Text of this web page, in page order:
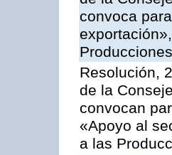
convoca
Resolución,
de la
convocan
«Apoyo al
a las